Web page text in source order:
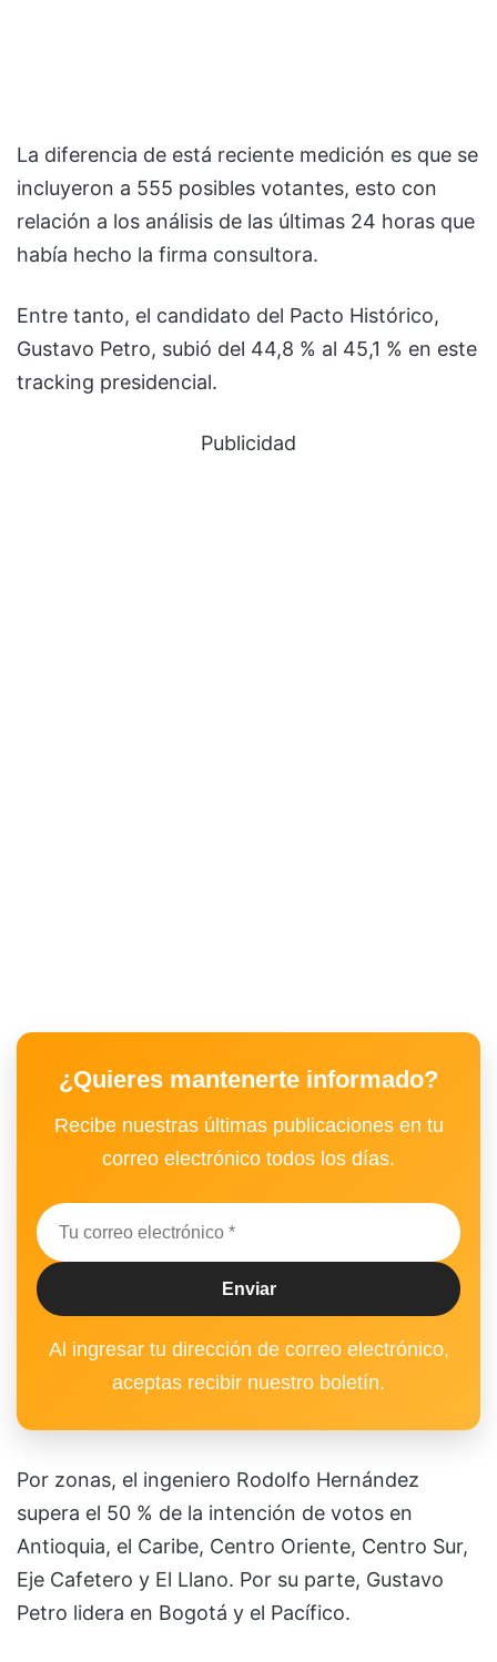
La diferencia de está reciente medición es que se
incluyeron a 555 posibles votantes, esto con
relación a los análisis de las últimas 24 horas que
había hecho la firma consultora.
Entre tanto, el candidato del Pacto Histórico,
Gustavo Petro, subió del 44,8 % al 45,1 % en este
tracking presidencial.
Publicidad
¿Quieres mantenerte informado?
Recibe nuestras últimas publicaciones en tu
correo electrónico todos los días.
Al ingresar tu dirección de correo electrónico,
aceptas recibir nuestro boletín.
Por zonas, el ingeniero Rodolfo Hernández
supera el 50 % de la intención de votos en
Antioquia, el Caribe, Centro Oriente, Centro Sur,
Eje Cafetero y El Llano. Por su parte, Gustavo
Petro lidera en Bogotá y el Pacífico.